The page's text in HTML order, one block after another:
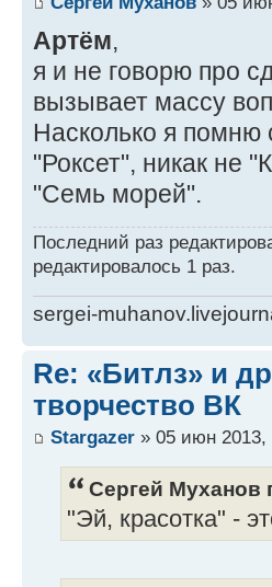
Артём,
я и не говорю про
вызывает массу
Насколько я помню
"Роксет", никак не
"Семь морей".
Последний раз
редактировалось 1 раз.
sergei-
Re: «Битлз» и
творчество ВК
Stargazer » 05 июн 2013,
Сергей Муханов
"Эй, красотка" -